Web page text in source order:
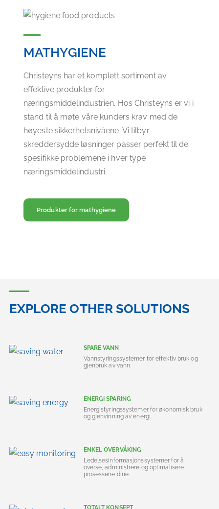
MATHYGIENE
Christeyns har et komplett sortiment av
effektive produkter for
næringsmiddelindustrien. Hos Christeyns er vi i
stand til å møte våre kunders krav med de
høyeste sikkerhetsnivåene. Vi tilbyr
skreddersydde løsninger passer perfekt til de
spesifikke problemene i hver type
næringsmiddelindustri.
Produkter for mathygiene
EXPLORE OTHER SOLUTIONS
SPARE VANN
Vannstyringssystemer for effektiv bruk og
gjenbruk av vann.
ENERGI SPARING
Energistyringssystemer for økonomisk bruk
og gjenvinning av energi.
ENKEL OVERVÅKING
Ledelsesinformasjonssystemer for å
overse, administrere og optimalisere
prosessene dine.
TOTALT KONSEPT